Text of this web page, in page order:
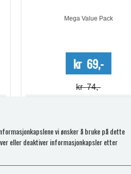
Kjøp
vi ønsker å bruke på dette
eller deaktiver informasjonkapsler etter